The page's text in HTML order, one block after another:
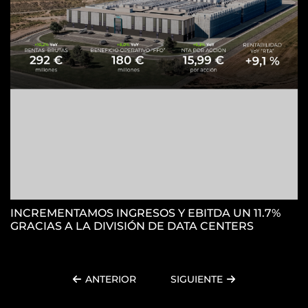
INCREMENTAMOS INGRESOS Y EBITDA UN 11.7%
GRACIAS A LA DIVISIÓN DE DATA CENTERS
ANTERIOR SIGUIENTE